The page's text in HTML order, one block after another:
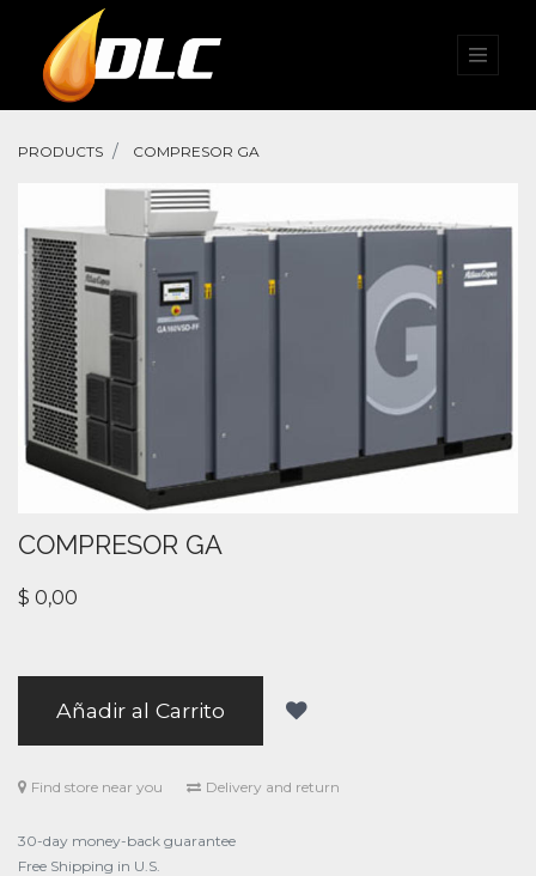
PRODUCTS COMPRESOR GA
COMPRESOR GA
$ 0,00
Añadir al Carrito
Find store near you Delivery and return
30-day money-back guarantee
Free Shipping in U.S.